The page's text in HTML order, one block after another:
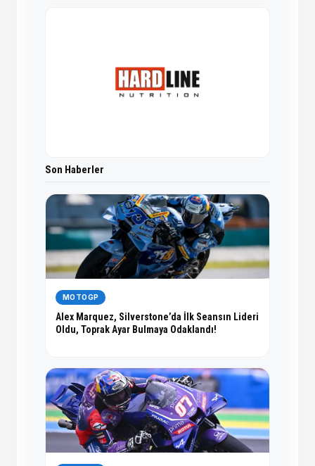
Son Haberler
MOTOGP
Alex Marquez, Silverstone’da İlk Seansın Lideri
Oldu, Toprak Ayar Bulmaya Odaklandı!